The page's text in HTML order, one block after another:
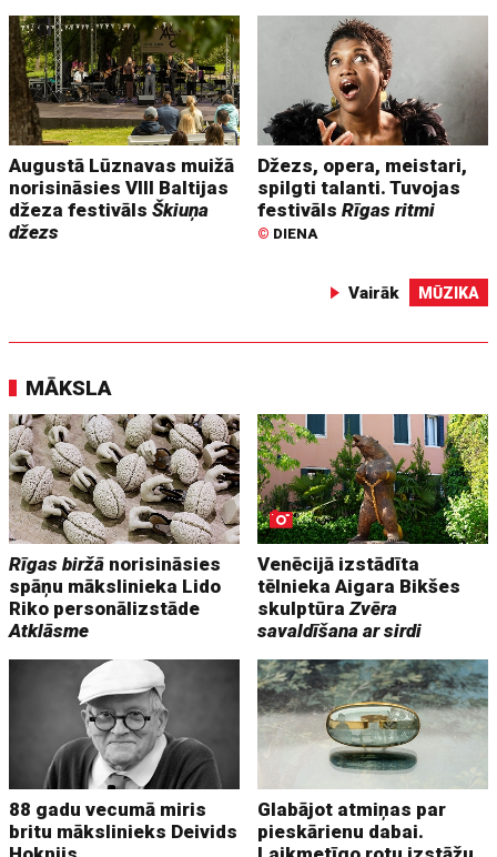
Augustā Lūznavas muižā
norisināsies VIII Baltijas
džeza festivālsŠkiuņa
džezs
Džezs, opera, meistari,
spilgti talanti. Tuvojas
festivālsRīgas ritmi
© DIENA
Vairāk MŪZIKA
MĀKSLA
Rīgas biržā norisināsies
spāņu mākslinieka Lido
Riko personālizstāde
Atklāsme
Venēcijā izstādīta
tēlnieka Aigara Bikšes
skulptūraZvēra
savaldīšana ar sirdi
88 gadu vecumā miris
britu mākslinieks Deivids
Glabājot atmiņas par
pieskārienu dabai.